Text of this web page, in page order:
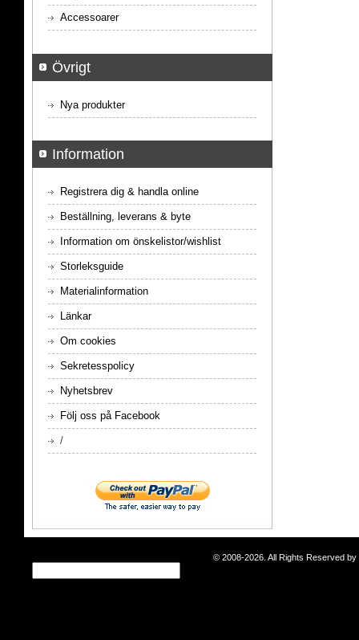
Accessoarer
Övrigt
Nya produkter
Information
Registrera dig & handla online
Beställning, leverans & byte
Information om önskelistor/wishlist
Storleksguide
Materialinformation
Länkar
Om cookies
Sekretesspolicy
Nyhetsbrev
Följ oss på Facebook
/
© 2008-2026. All Rights Reserved